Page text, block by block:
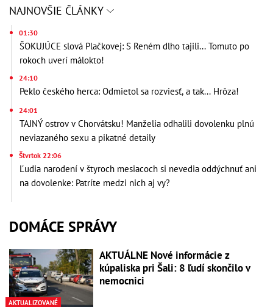
NAJNOVŠIE ČLÁNKY
01:30
ŠOKUJÚCE slová Plačkovej: S Reném dlho tajili... Tomuto po
rokoch uverí málokto!
24:10
Peklo českého herca: Odmietol sa rozviesť, a tak... Hrôza!
24:01
TAJNÝ ostrov v Chorvátsku! Manželia odhalili dovolenku plnú
neviazaného sexu a pikatné detaily
Štvrtok 22:06
Ľudia narodení v štyroch mesiacoch si nevedia oddýchnuť ani
na dovolenke: Patríte medzi nich aj vy?
DOMÁCE SPRÁVY
AKTUALIZOVANÉ
AKTUÁLNE Nové informácie z
kúpaliska pri Šali: 8 ľudí skončilo v
nemocnici